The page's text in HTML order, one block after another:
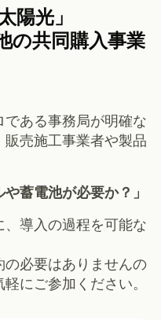
陽光」
の共同購入事業
ある事務局が明確な
売施工事業者や製品
蓄電池が必要か？」
導入の過程を可能な
必要はありませんの
にご参加ください。